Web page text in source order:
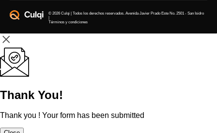
©2026 Culqi | Todos los derechos reservados. Avenida Javier Prado Este No. 2501 - San Isidro
|
Términos y condiciones
Thank You!
Thank you ! Your form has been submitted